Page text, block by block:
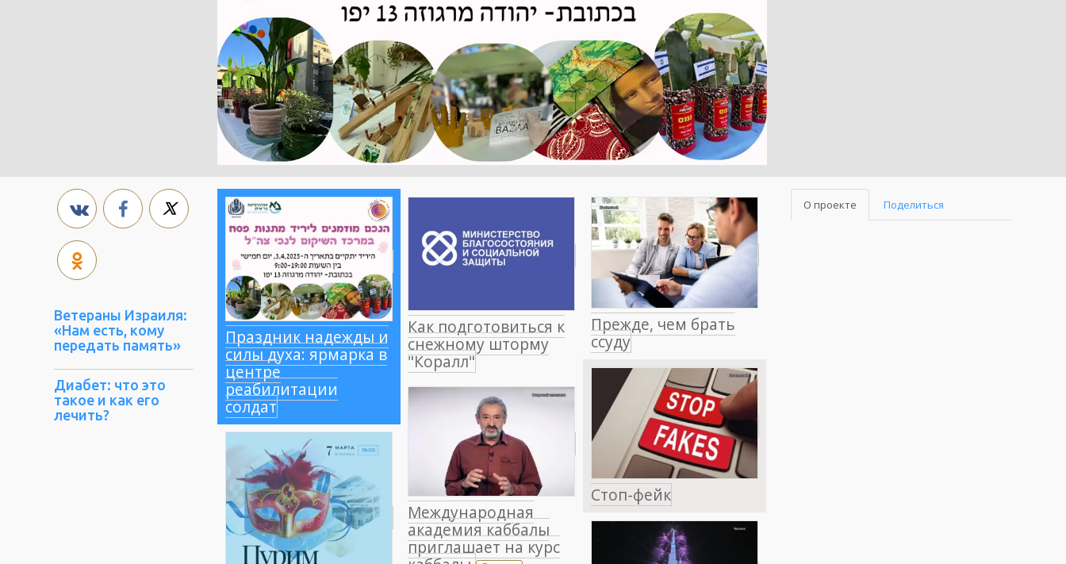
Ветераны Израиля:
«Нам есть, кому
передать память»
Диабет: что это
такое и как его
лечить?
Праздник надежды и
силы духа: ярмарка в
центре
реабилитации
солдат
Как подготовиться к
снежному шторму
"Коралл"
Прежде, чем брать
ссуду
Стоп-фейк
Международная
академия каббалы
приглашает на курс
О проекте Поделиться